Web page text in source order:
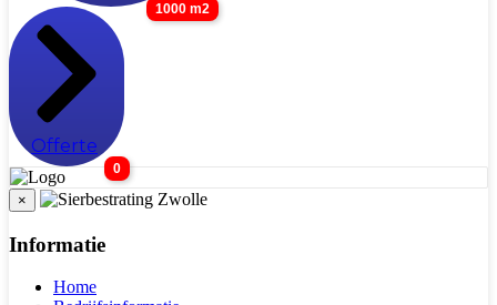
1000 m2
Offerte
0
×
Informatie
Home